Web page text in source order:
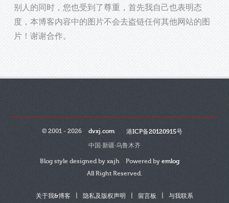
别人的同时，您也受到了尊重，首先我自己也表明态
度，本博客内容中的图片不会去盗链任何其他网站的图
片！谢谢合作。
© 2001 - 2026 dvxj.com
港ICP备20120915号
中国·新疆·乌鲁木齐
Blog style designed by xajh Powered by emlog
All Right Reserved.
关于我&博客 | 隐私及版权声明 | 留言板 | 与我联系